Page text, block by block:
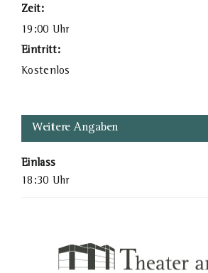
Zeit:
19:00 Uhr
Eintritt:
Kostenlos
Weitere Angaben
Einlass
18:30 Uhr